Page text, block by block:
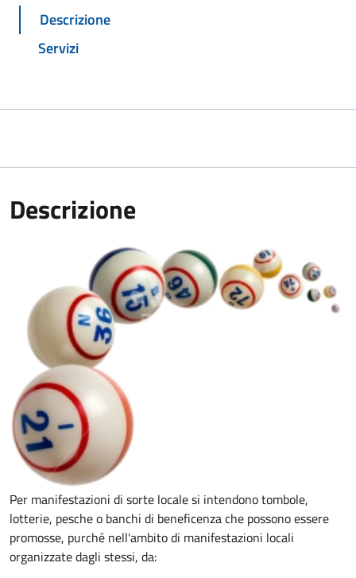
Descrizione
Servizi
Descrizione
Per manifestazioni di sorte locale si intendono tombole,
lotterie, pesche o banchi di beneficenza che possono essere
promosse, purché nell'ambito di manifestazioni locali
organizzate dagli stessi, da: